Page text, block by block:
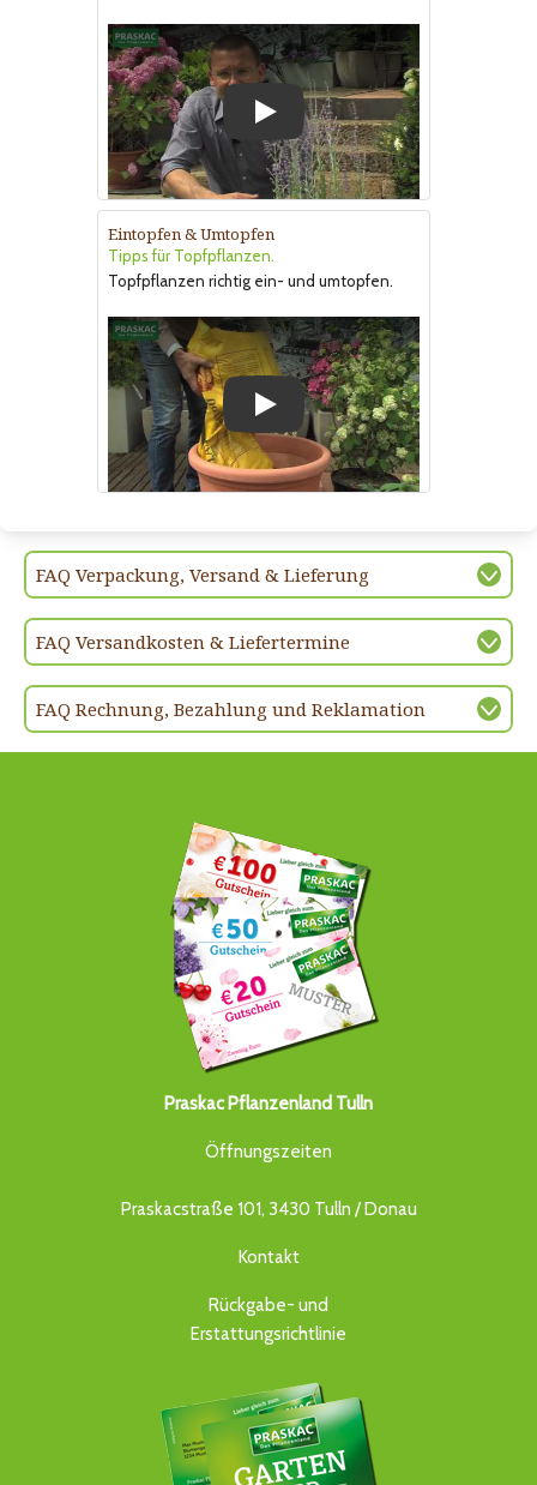
Play
Eintopfen & Umtopfen
Tipps für Topfpflanzen.
Topfpflanzen richtig ein- und umtopfen.
Play
FAQ Verpackung, Versand & Lieferung
FAQ Versandkosten & Liefertermine
FAQ Rechnung, Bezahlung und Reklamation
Praskac Pflanzenland Tulln
Öffnungszeiten
Praskacstraße 101, 3430 Tulln / Donau
Kontakt
Rückgabe- und
Erstattungsrichtlinie